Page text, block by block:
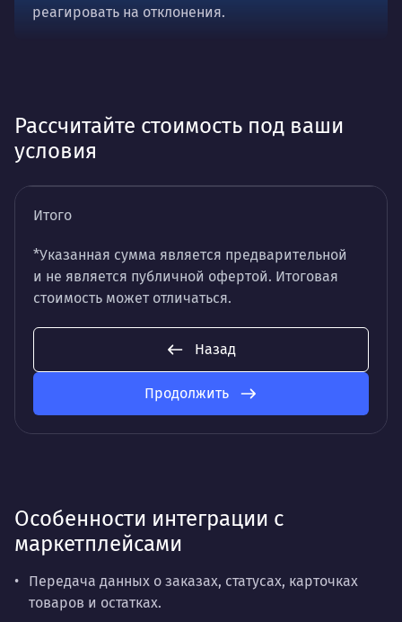
реагировать на отклонения.
Рассчитайте стоимость под ваши
условия
Итого
*Указанная сумма является предварительной
и не является публичной офертой. Итоговая
стоимость может отличаться.
Назад
Продолжить
Особенности интеграции с
маркетплейсами
Передача данных о заказах, статусах, карточках
товаров и остатках.